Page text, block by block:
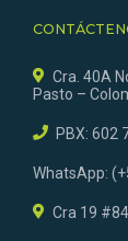
Cra. 40A
Pasto –
PBX: 602
WhatsApp:
Cra 19